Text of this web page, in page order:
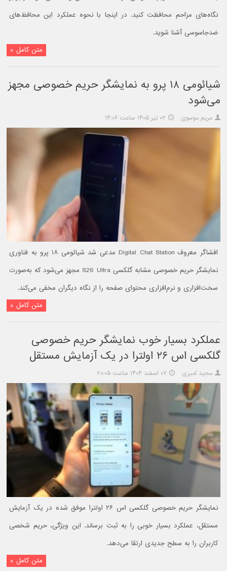
نگاه‌های مزاحم محافظت کنید. در اینجا با نحوه عملکرد این محافظ‌های
ضدجاسوسی آشنا شوید.
متن کامل »
شیائومی ۱۸ پرو به نمایشگر حریم خصوصی مجهز
می‌شود
مریم موسوی ۰۲ تیر ۱۴۰۵ ساعت ۱۴:۰۶
افشاگر معروف Digital Chat Station مدعی شد شیائومی ۱۸ پرو به فناوری
نمایشگر حریم خصوصی مشابه گلکسی S26 Ultra مجهز می‌شود که به‌صورت
سخت‌افزاری و نرم‌افزاری محتوای صفحه را از نگاه دیگران مخفی می‌کند.
متن کامل »
عملکرد بسیار خوب نمایشگر حریم خصوصی
گلکسی اس ۲۶ اولترا در یک آزمایش مستقل
مجید امیری ۰۷ اسفند ۱۴۰۴ ساعت ۲۰:۰۵
نمایشگر حریم خصوصی گلکسی اس ۲۶ اولترا موفق شده در یک آزمایش
مستقل، عملکرد بسیار خوبی را به ثبت برساند. این ویژگی، حریم شخصی
کاربران را به سطح جدیدی ارتقا می‌دهد.
متن کامل »